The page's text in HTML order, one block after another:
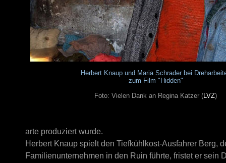
Herbert Knaup und Maria Schrader bei
zum Film "Hidden"
Foto: Vielen Dank an Regina Katzer (LVZ)
arte produziert wurde.
Herbert Knaup spielt den Tiefkühlkost-Ausfahrer Berg,
Familienunternehmen in den Ruin führte, fristet er